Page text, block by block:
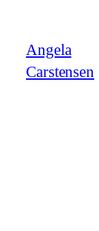
Angela
Carstensen